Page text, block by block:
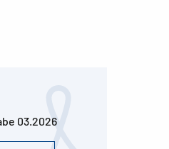
03.2026